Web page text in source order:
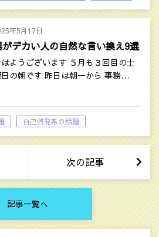
年5月17日
がデカい人の自然な言い換え9選
はようございます ５月も３回目の土
の朝です 昨日は朝一から 事務…
自己啓発系の話題
次の記事
記事一覧へ